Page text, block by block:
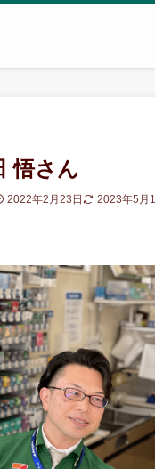
悟さん
2022年2月23日 2023年5月